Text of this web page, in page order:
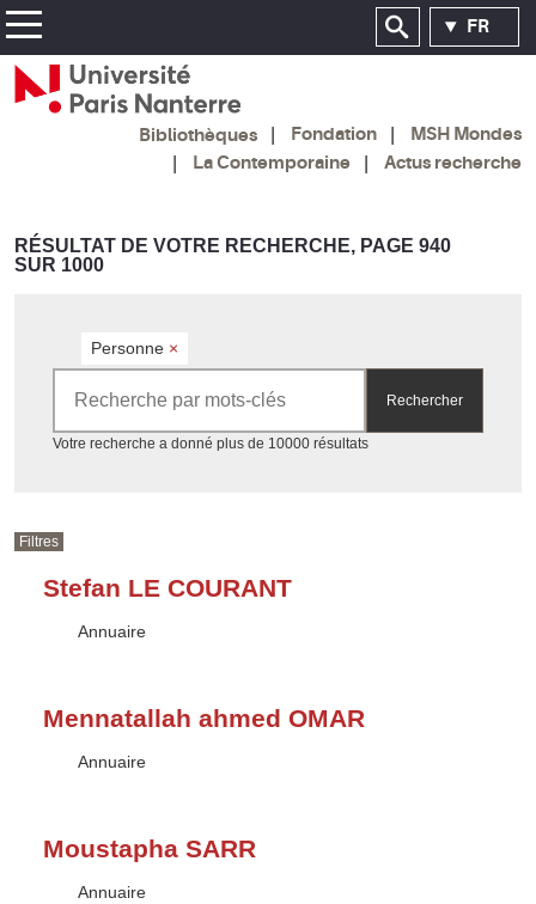
FR
Bibliothèques Fondation
MSH Mondes
La Contemporaine
Actus recherche
RÉSULTAT DE VOTRE RECHERCHE, PAGE 940
SUR 1000
Personne ×
Rechercher
Votre recherche a donné plus de 10000 résultatsAccéder aux résultats
Filtres
Stefan LE COURANT
Type :
Annuaire
Mennatallah ahmed OMAR
Type :
Annuaire
Moustapha SARR
Type :
Annuaire